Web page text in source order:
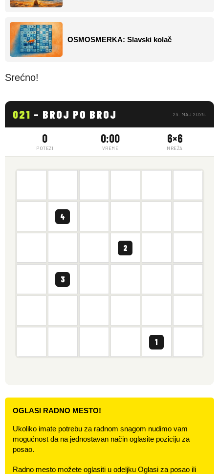
OSMOSMERKA: Slavski kolač
Srećno!
OGLASI RADNO MESTO!
Ukoliko imate potrebu za radnom snagom nudimo vam
mogućnost da na jednostavan način oglasite poziciju za
posao.
Radno mesto možete oglasiti u odeljku Oglasi za posao ili